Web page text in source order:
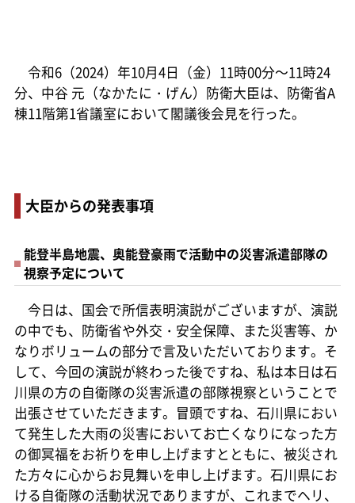
令和6（2024）年10月4日（金）11時00分～11時24
分、中谷 元（なかたに・げん）防衛大臣は、防衛省A
棟11階第1省議室において閣議後会見を行った。
大臣からの発表事項
能登半島地震、奥能登豪雨で活動中の災害派遣部隊の
視察予定について
今日は、国会で所信表明演説がございますが、演説
の中でも、防衛省や外交・安全保障、また災害等、か
なりボリュームの部分で言及いただいております。そ
して、今回の演説が終わった後ですね、私は本日は石
川県の方の自衛隊の災害派遣の部隊視察ということで
出張させていただきます。冒頭ですね、石川県におい
て発生した大雨の災害においてお亡くなりになった方
の御冥福をお祈りを申し上げますとともに、被災され
た方々に心からお見舞いを申し上げます。石川県にお
ける自衛隊の活動状況でありますが、これまでヘリ、